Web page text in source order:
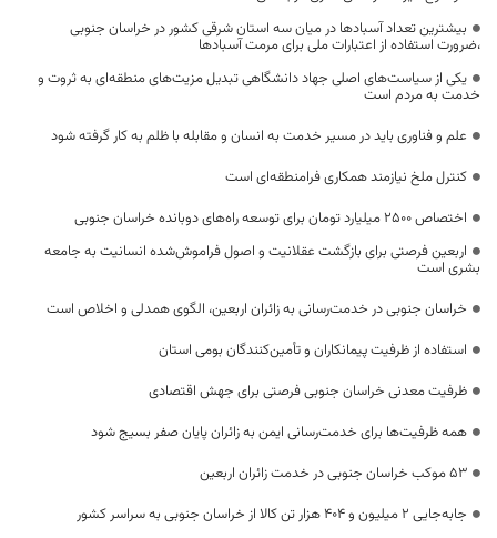
بیشترین تعداد آسبادها در میان سه استان شرقی کشور در خراسان جنوبی
،ضرورت استفاده از اعتبارات ملی برای مرمت آسبادها
یکی از سیاست‌های اصلی جهاد دانشگاهی تبدیل مزیت‌های منطقه‌ای به ثروت و
خدمت به مردم است
علم و فناوری باید در مسیر خدمت به انسان و مقابله با ظلم به کار گرفته شود
کنترل ملخ نیازمند همکاری فرامنطقه‌ای است
اختصاص 2500 میلیارد تومان برای توسعه راه‌های دوبانده خراسان جنوبی
اربعین فرصتی برای بازگشت عقلانیت و اصول فراموش‌شده انسانیت به جامعه
بشری است
خراسان جنوبی در خدمت‌رسانی به زائران اربعین، الگوی همدلی و اخلاص است
استفاده از ظرفیت پیمانکاران و تأمین‌کنندگان بومی استان
ظرفیت معدنی خراسان جنوبی فرصتی برای جهش اقتصادی
همه ظرفیت‌ها برای خدمت‌رسانی ایمن به زائران پایان صفر بسیج شود
53 موکب خراسان جنوبی در خدمت زائران اربعین
جابه‌جایی 2 میلیون و 404 هزار تن کالا از خراسان جنوبی به سراسر کشور